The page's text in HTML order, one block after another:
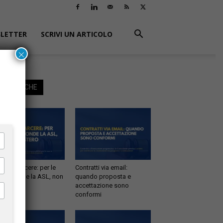
SCRIVI UN ARTICOLO
ANCHE
in carcere: per le
risponde la ASL, non
Contratti via email:
quando proposta e
accettazione sono
conformi
×